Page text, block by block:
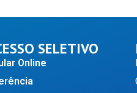
SELETIVO
Online